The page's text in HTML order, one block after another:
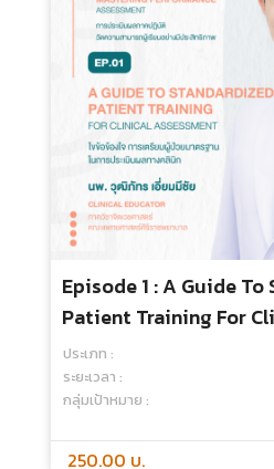
Episode 09 : Start With
‘Why’ จุดประกายความส
ศึกษาแพทย์”
ประเภท :
ระยะเวลา :
250.00 บ.